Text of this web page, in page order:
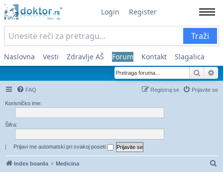
Login Register
Traži
Naslovna Vesti Zdravlje AŠ Forum Kontakt Slagalica
FAQ Prijavite se
Registruj se
Korisničko ime:
Šifra:
| Prijavi me automatski pri svakoj poseti
Index boarda Medicina